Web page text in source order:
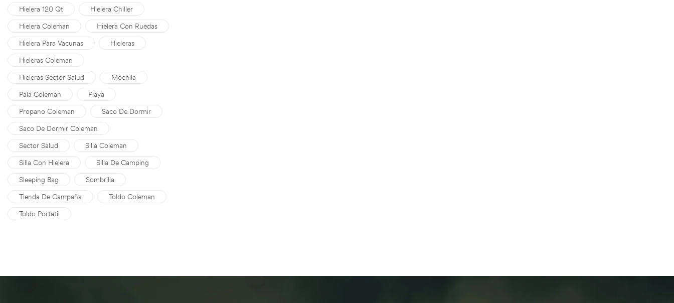
Hielera 120 Qt
Hielera Chiller
Hielera Coleman
Hielera Con Ruedas
Hielera Para Vacunas
Hieleras
Hieleras Coleman
Hieleras Sector Salud
Mochila
Pala Coleman
Playa
Propano Coleman
Saco De Dormir
Saco De Dormir Coleman
Sector Salud
Silla Coleman
Silla Con Hielera
Silla De Camping
Sleeping Bag
Sombrilla
Tienda De Campaña
Toldo Coleman
Toldo Portatil